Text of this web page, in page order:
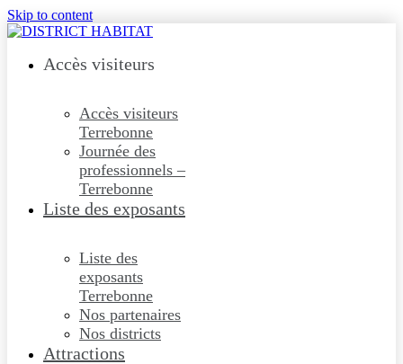
Skip to content
Accès visiteurs
Accès visiteurs
Terrebonne
Journée des
professionnels –
Terrebonne
Liste des exposants
Liste des
exposants
Terrebonne
Nos partenaires
Nos districts
Attractions